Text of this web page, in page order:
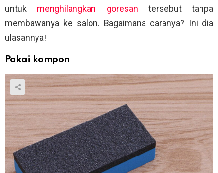
untuk menghilangkan goresan tersebut tanpa
membawanya ke salon. Bagaimana caranya? Ini dia
ulasannya!
Pakai kompon